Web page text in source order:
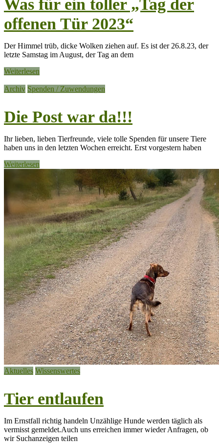
Was für ein toller „Tag der
offenen Tür 2023“
Der Himmel trüb, dicke Wolken ziehen auf. Es ist der 26.8.23, der
letzte Samstag im August, der Tag an dem
Weiterlesen
Archiv Spenden / Zuwendungen
Die Post war da!!!
Ihr lieben, lieben Tierfreunde, viele tolle Spenden für unsere Tiere
haben uns in den letzten Wochen erreicht. Erst vorgestern haben
Weiterlesen
Aktuelles Wissenswertes
Tier entlaufen
Im Ernstfall richtig handeln Unzählige Hunde werden täglich als
vermisst gemeldet.Auch uns erreichen immer wieder Anfragen, ob
wir Suchanzeigen teilen